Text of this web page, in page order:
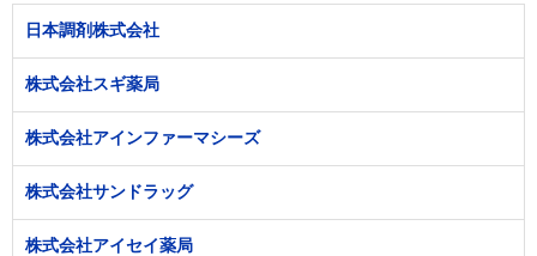
日本調剤株式会社
株式会社スギ薬局
株式会社アインファーマシーズ
株式会社サンドラッグ
株式会社アイセイ薬局